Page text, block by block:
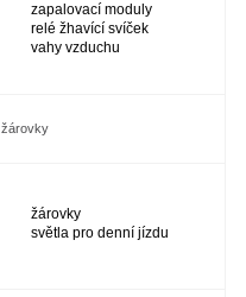
zapalovací moduly
relé žhavící svíček
vahy vzduchu
žárovky
žárovky
světla pro denní jízdu